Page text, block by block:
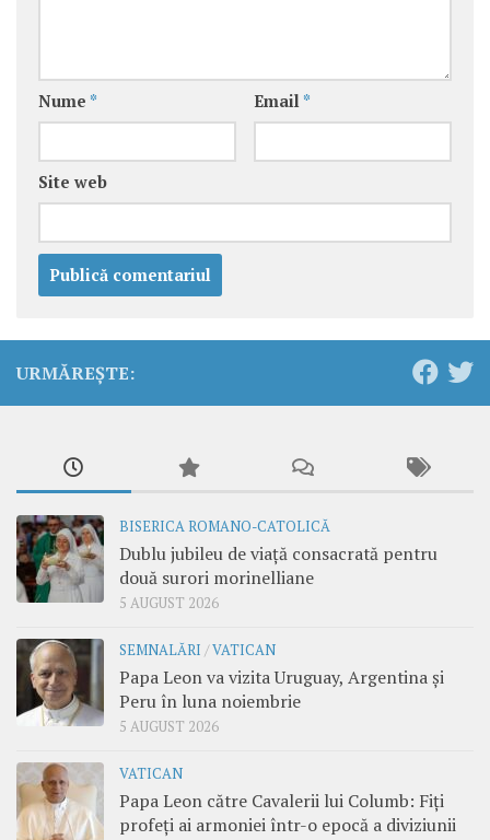
Nume * Email *
Site web
URMĂREȘTE:
BISERICA ROMANO-CATOLICĂ
Dublu jubileu de viață consacrată pentru
două surori morinelliane
5 AUGUST 2026
SEMNALĂRI /VATICAN
Papa Leon va vizita Uruguay, Argentina și
Peru în luna noiembrie
5 AUGUST 2026
VATICAN
Papa Leon către Cavalerii lui Columb: Fiți
profeți ai armoniei într-o epocă a diviziunii